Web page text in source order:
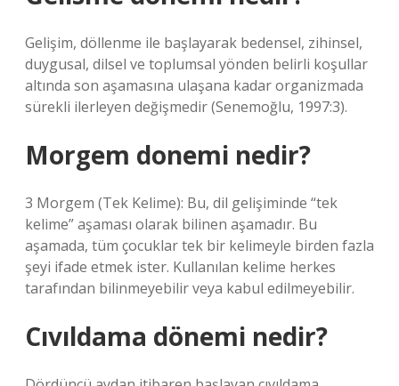
Gelişim, döllenme ile başlayarak bedensel, zihinsel,
duygusal, dilsel ve toplumsal yönden belirli koşullar
altında son aşamasına ulaşana kadar organizmada
sürekli ilerleyen değişmedir (Senemoğlu, 1997:3).
Morgem donemi nedir?
3 Morgem (Tek Kelime): Bu, dil gelişiminde “tek
kelime” aşaması olarak bilinen aşamadır. Bu
aşamada, tüm çocuklar tek bir kelimeyle birden fazla
şeyi ifade etmek ister. Kullanılan kelime herkes
tarafından bilinmeyebilir veya kabul edilmeyebilir.
Cıvıldama dönemi nedir?